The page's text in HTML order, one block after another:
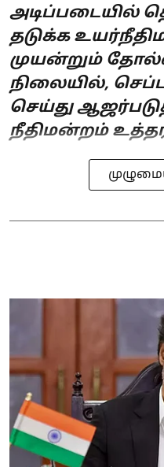
அடிப்படையில்
தடுக்க
முயன்றும்
நிலையில்,
செய்து
நீதிமன்றம்